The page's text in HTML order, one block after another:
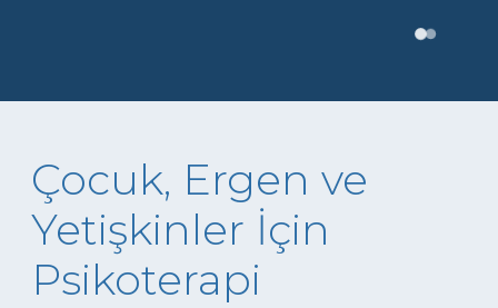
Çocuk, Ergen ve
Yetişkinler İçin
Psikoterapi